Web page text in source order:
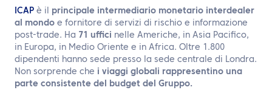
ICAP è il principale intermediario monetario interdealer
al mondo e fornitore di servizi di rischio e informazione
post-trade. Ha 71 uffici nelle Americhe, in Asia Pacifico,
in Europa, in Medio Oriente e in Africa. Oltre 1.800
dipendenti hanno sede presso la sede centrale di Londra.
Non sorprende che i viaggi globali rappresentino una
parte consistente del budget del Gruppo.